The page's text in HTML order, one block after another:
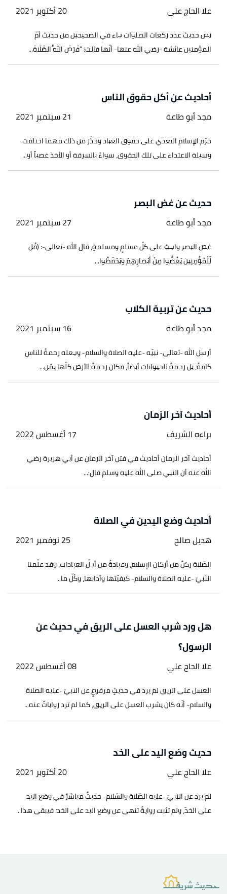
علا الحاج علي 20 أكتوبر 2021
نص حديث عدد ركعات الصلوات جاء في الصحيحين من حديث أمّ
المؤمنين عائشة -رضي الله عنها- أنّها قالت: "فَرَضَ اللَّهُ الصَّلَاةَ...
أحاديث عن أكل حقوق الناس
مجد أبو طاعة 21 سبتمبر 2021
حرّم الإسلام التعدّي على حقوق العباد وحذّر من ذلك مهما اختلفت
وسيلة الاعتداء على تلك الحقوق، سواءً بالسرقة أو الأخذ غصباً أو...
حديث عن غض البصر
مجد أبو طاعة 27 سبتمبر 2021
غض البصر واجبٌ على كلّ مسلمٍ ومسلمةٍ، قال الله -تعالى-: (قُل
لِّلْمُؤْمِنِينَ يَغُضُّوا مِنْ أَبْصَارِهِمْ وَيَحْفَظُوا...
حديث عن تربية الكلاب
مجد أبو طاعة 16 سبتمبر 2021
أرسل الله -تعالى- نبيّه -عليه الصلاة والسلام- وجعله رحمةً للناس
كافةً، بل رحمةً للحيوانات أيضاً، فكان رحمةً للأرض كلّها بمَن...
أحاديث آخر الزمان
براءه الشريف 17 أغسطس 2022
أحاديث آخر الزمان أحاديث في فتن آخر الزمان عن أبي هريرة رضي
الله عنه أن النبي صلى الله عليه وسلم قال:...
أحاديث وضع اليدين في الصلاة
هديل صالح 25 نوفمبر 2021
الصّلاة ركنٌ من أركان الإسلام، وعبادةٌ من أجلّ العبادات، وقد علّمنا
النَبيّ -عليه الصلاة والسلام- كيفيّتها وآدابها، وكُلّ ما...
هل ورد شرب العسل على الريق في حديث عن
الرسول؟
علا الحاج علي 08 أغسطس 2022
العسل على الريق لم يرد في حديثٍ مرفوعٍ عن النبيّ -عليه الصلاة
والسلام- أنّه كان يشرب العسل على الريق، كما لم ترد رواياتٌ عنه...
حديث وضع اليد على الخد
علا الحاج علي 20 أكتوبر 2021
لم يرد عن النبيّ -عليه الصّلاة والسّلام- حديثٌ مباشرٌ في وضع اليد
على الخدّ، ولم تثبت روايةٌ تنهى عن وضع اليد على الخد؛ فيبقى هذا...